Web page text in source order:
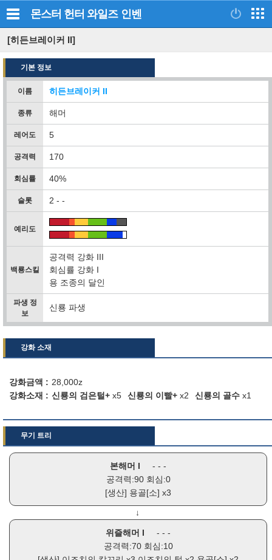
몬스터 헌터 와일즈 인벤
[히든브레이커 II]
기본 정보
이름 히든브레이커 II
종류 해머
레어도 5
공격력 170
회심률 40%
슬롯 2 - -
예리도
백룡스킬
공격력 강화 III
회심률 강화 I
용 조종의 달인
파생 정
보
신룡 파생
강화 소재
강화금액
28,000z
강화소재
신룡의 검은털+ x5 신룡의 이빨+ x2 신룡의 골수 x1
무기 트리
본해머 I
- - -
공격력:90 회심:0
[생산] 용골[소] x3
↓
위즐해머 I
- - -
공격력:70 회심:10